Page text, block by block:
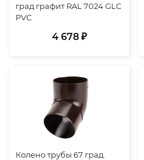
град графит RAL 7024 GLC
PVC
4 678 ₽
Колено трубы 67 град.